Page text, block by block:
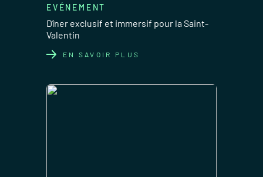
EN SAVOIR PLUS
EVÉNEMENT
Dîner exclusif et immersif pour la Saint-
Valentin